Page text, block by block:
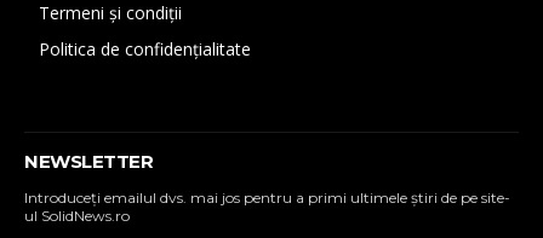
Termeni și condiții
Politica de confidențialitate
NEWSLETTER
Introduceţi emailul dvs. mai jos pentru a primi ultimele ştiri de pe site-
ul SolidNews.ro